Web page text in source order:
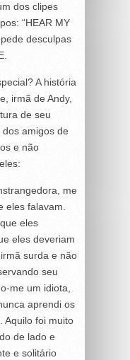
dos clipes
“HEAR MY
desculpas
A história
irmã de Andy,
de seu
amigos de
e não
me
eles falavam.
eles
eles deveriam
surda e não
seu
me um idiota,
aprendi os
Aquilo foi muito
de lado e
e solitário